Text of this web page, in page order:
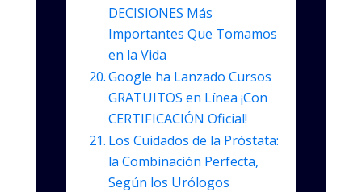
DECISIONES Más
Importantes Que Tomamos
en la Vida
Google ha Lanzado Cursos
GRATUITOS en Línea ¡Con
CERTIFICACIÓN Oficial!
Los Cuidados de la Próstata:
la Combinación Perfecta,
Según los Urólogos